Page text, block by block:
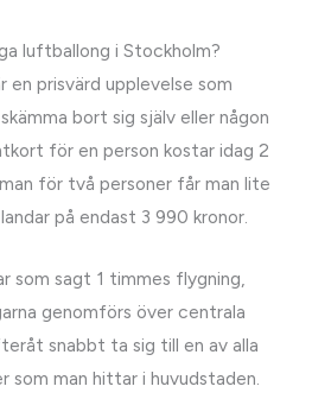
luftballong i Stockholm?
prisvärd upplevelse som
bort sig själv eller någon
för en person kostar idag 2
för två personer får man lite
på endast 3 990 kronor.
som sagt 1 timmes flygning,
genomförs över centrala
snabbt ta sig till en av alla
som man hittar i huvudstaden.